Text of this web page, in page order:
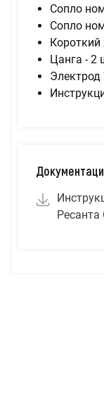
Сопло
Сопло
Короткий
Цанга - 2
Электрод